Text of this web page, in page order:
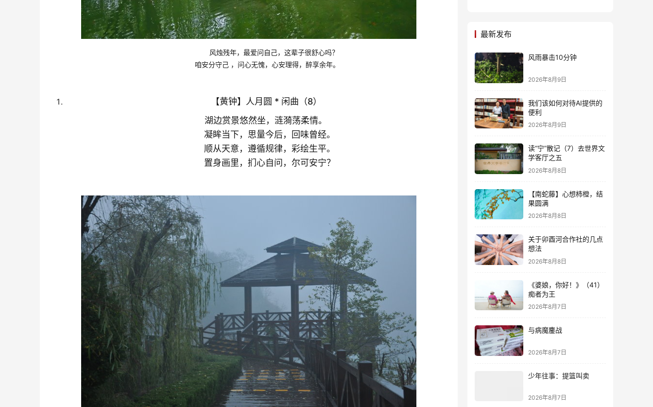
风烛残年，最爱问自己，这辈子很舒心吗？
咱安分守己 ，问心无愧，心安理得，醉享余年。
【黄钟】人月圆 * 闲曲（8）
湖边赏景悠然坐，涟漪荡柔情。
凝眸当下，思量今后，回味曾经。
顺从天意，遵循规律，彩绘生平。
置身画里，扪心自问，尔可安宁？
最新发布
风雨暴击10分钟
2026年8月9日
我们该如何对待AI提供的
便利
2026年8月9日
读“宁”散记（7）去世界文
学客厅之五
2026年8月8日
【南蛇藤】心想柿橙，结
果圆满
2026年8月8日
关于卯酉河合作社的几点
想法
2026年8月8日
《婆娘，你好！》（41）
痴者为王
2026年8月7日
与病魔鏖战
2026年8月7日
少年往事：提篮叫卖
2026年8月7日